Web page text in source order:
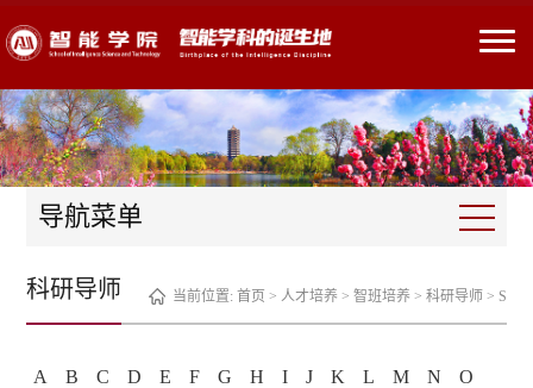
导航菜单
当前位置: 首页 > 人才培养 > 智班培养 > 科研导师> S
科研导师
A B C D E F G H I J K L M N
O